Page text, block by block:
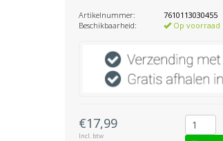
Artikelnummer:
7610113030455
Beschikbaarheid:
Op voorraad
€17,99
Incl. btw